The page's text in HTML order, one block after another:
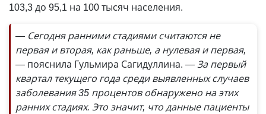
103,3 до 95,1 на 100 тысяч населения.
— Сегодня ранними стадиями считаются не
первая и вторая, как раньше, а нулевая и первая,
— пояснила Гульмира Сагидуллина. — За первый
квартал текущего года среди выявленных случаев
заболевания 35 процентов обнаружено на этих
ранних стадиях. Это значит, что данные пациенты